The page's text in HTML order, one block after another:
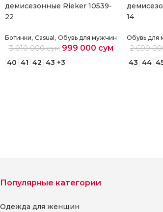
демисезонные Rieker 10539-
22
Ботинки, Casual , Обувь для мужчин
3 010 000сум 999 000 сум
40 41 42 43 +3
14
Обувь для
2 699
43 44
Популярные категории
Одежда для женщин